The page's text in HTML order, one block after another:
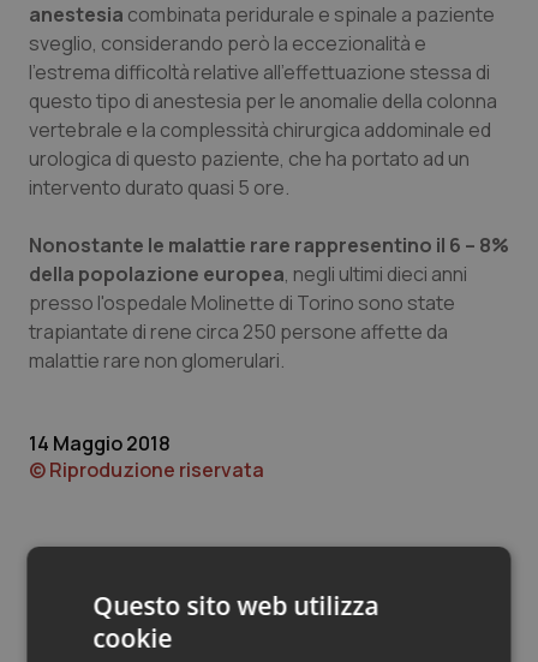
Umbria
Valle D’Aosta
Veneto
Oftalmologia
Oncodermatologia
Oncoematologia
Oncologia & Nutrizione
Psoriasi & pelle
Quotidiano Cardiologia
Quotidiano Chirurgia
Rene & patologie urogenitali
anestesia combinata peridurale e spinale a paziente
sveglio, considerando però la eccezionalità e
l'estrema difficoltà relative all’effettuazione stessa di
questo tipo di anestesia per le anomalie della colonna
vertebrale e la complessità chirurgica addominale ed
urologica di questo paziente, che ha portato ad un
intervento durato quasi 5 ore.
Nonostante le malattie rare rappresentino il 6 – 8%
della popolazione europea, negli ultimi dieci anni
presso l'ospedale Molinette di Torino sono state
trapiantate di rene circa 250 persone affette da
malattie rare non glomerulari.
14 Maggio 2018
© Riproduzione riservata
Questo sito web utilizza
cookie